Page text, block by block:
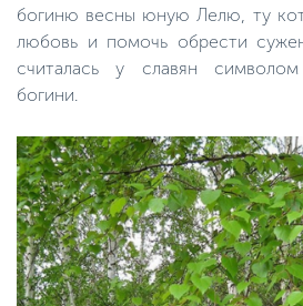
богиню весны юную Лелю, ту
любовь и помочь обрести
считалась у славян
богини.